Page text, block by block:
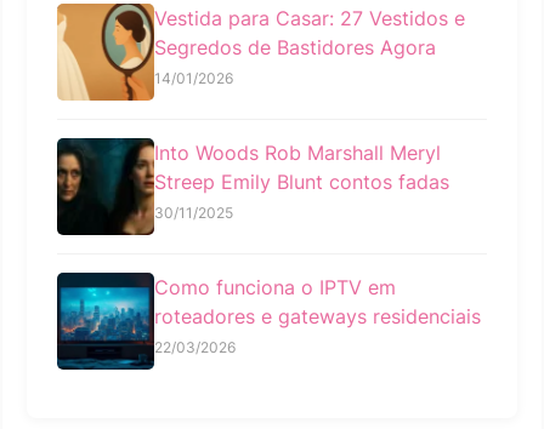
Vestida para Casar: 27 Vestidos e
Segredos de Bastidores Agora
14/01/2026
Into Woods Rob Marshall Meryl
Streep Emily Blunt contos fadas
30/11/2025
Como funciona o IPTV em
roteadores e gateways residenciais
22/03/2026